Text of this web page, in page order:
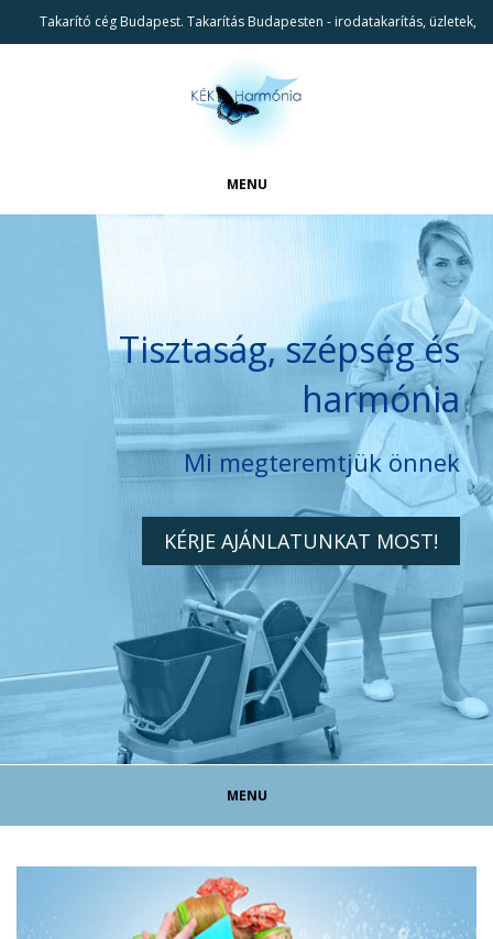
Takarító cég Budapest. Takarítás Budapesten - irodatakarítás, üzletek,
MENU
REFERENCIÁK
TAKARÍTÁSI SZOLGÁLTATÁSAINK
KAPCSOLAT
KERESÉS
Tisztaság, szépség és
harmónia
Mi megteremtjük önnek
KÉRJE AJÁNLATUNKAT MOST!
MENU
TAKARÍTÁS MAGÁNSZEMÉLYEKNEK